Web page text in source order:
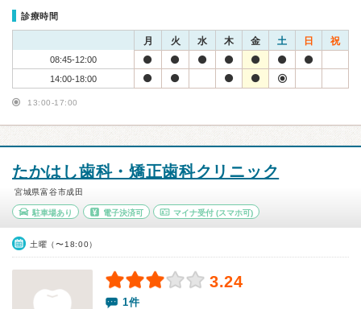
診療時間
月 火 水 木 金 土 日 祝
08:45-12:00
14:00-18:00
13:00-17:00
たかはし歯科・矯正歯科クリニック
宮城県富谷市成田
駐車場あり 電子決済可 マイナ受付 (スマホ可)
土曜（〜18:00）
3.24
1件